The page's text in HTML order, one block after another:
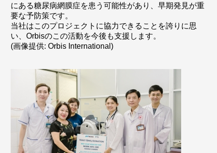
にある糖尿病網膜症を患う可能性があり、早期発見が重
要な予防策です。
当社はこのプロジェクトに協力できることを誇りに思
い、Orbisのこの活動を今後も支援します。
(画像提供: Orbis International)